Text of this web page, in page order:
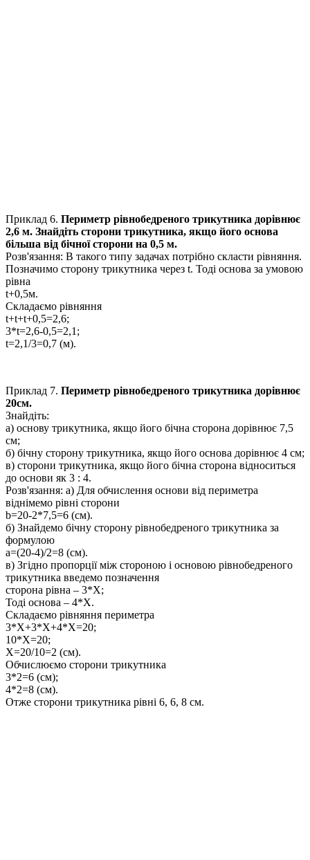
Приклад 6. Периметр рівнобедреного трикутника дорівнює
2,6 м. Знайдіть сторони трикутника, якщо його основа
більша від бічної сторони на 0,5 м.
Розв'язання: В такого типу задачах потрібно скласти рівняння.
Позначимо сторону трикутника через t. Тоді основа за умовою
рівна
t+0,5м.
Складаємо рівняння
t+t+t+0,5=2,6;
3*t=2,6-0,5=2,1;
t=2,1/3=0,7 (м).
Приклад 7. Периметр рівнобедреного трикутника дорівнює
20см.
Знайдіть:
а) основу трикутника, якщо його бічна сторона дорівнює 7,5
см;
б) бічну сторону трикутника, якщо його основа дорівнює 4 см;
в) сторони трикутника, якщо його бічна сторона відноситься
до основи як 3 : 4.
Розв'язання: a) Для обчислення основи від периметра
віднімемо рівні сторони
b=20-2*7,5=6 (cм).
б) Знайдемо бічну сторону рівнобедреного трикутника за
формулою
a=(20-4)/2=8 (cм).
в) Згідно пропорції між стороною і основою рівнобедреного
трикутника введемо позначення
сторона рівна – 3*Х;
Тоді основа – 4*Х.
Складаємо рівняння периметра
3*Х+3*Х+4*Х=20;
10*X=20;
X=20/10=2 (cм).
Обчислюємо сторони трикутника
3*2=6 (см);
4*2=8 (см).
Отже сторони трикутника рівні 6, 6, 8 см.